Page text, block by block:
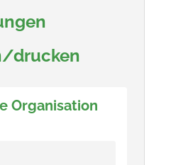
drucken
Organisation